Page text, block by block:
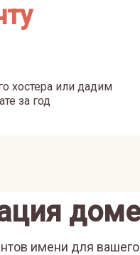
хостера или дадим
за год
имени для вашего